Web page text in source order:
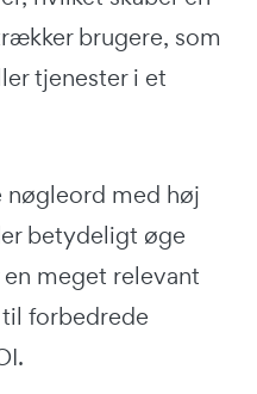
brugere, som
tjenester i et
nøgleord med høj
betydeligt øge
meget relevant
forbedrede